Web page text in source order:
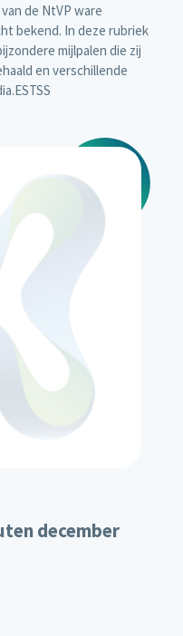
de NtVP ware
bekend. In deze rubriek
mijlpalen die zij
en verschillende
ESTSS
december